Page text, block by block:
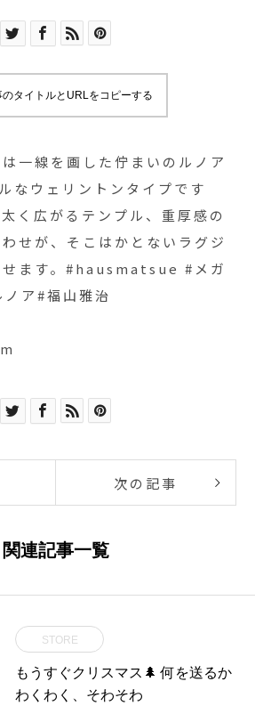
、そこはかとないラグジュア
山雅治
のタイトルとURLをコピーする
一線を画した佇まいのルノア
なウェリントンタイプです
く広がるテンプル、重厚感の
せが、そこはかとないラグジ
せます。#hausmatsue #メガ
ア#福山雅治
次の記事
関連記事一覧
STORE
もうすぐクリスマス🌲 何を送るか
わくわく、そわそわ